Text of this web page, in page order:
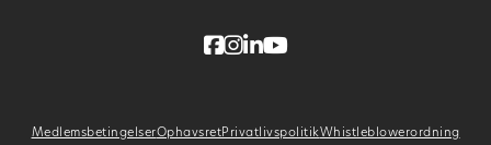
MedlemsbetingelserOphavsretPrivatlivspolitikWhistleblowerordning